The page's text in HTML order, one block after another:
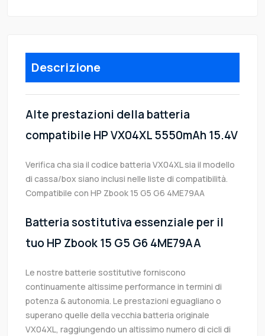
Descrizione
Alte prestazioni della batteria
compatibile HP VX04XL 5550mAh 15.4V
Verifica cha sia il codice batteria VX04XL sia il modello
di cassa/box siano inclusi nelle liste di compatibilità.
Compatibile con HP Zbook 15 G5 G6 4ME79AA
Batteria sostitutiva essenziale per il
tuo HP Zbook 15 G5 G6 4ME79AA
Le nostre batterie sostitutive forniscono
continuamente altissime performance in termini di
potenza & autonomia. Le prestazioni eguagliano o
superano quelle della vecchia batteria originale
VX04XL, raggiungendo un altissimo numero di cicli di